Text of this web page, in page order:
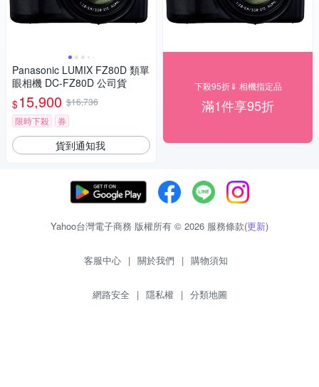
Panasonic LUMIX FZ80D 類單
眼相機 DC-FZ80D 公司貨
$15,900 $16,736
限時下殺
券
貨到通知我
下殺95折⇓ 相機指定品
滿1件享95折
Yahoo台灣電子商務 版權所有 © 2026 服務條款(更新)
客服中心 | 關於我們 | 購物須知
網路安全 | 隱私權 | 分類地圖